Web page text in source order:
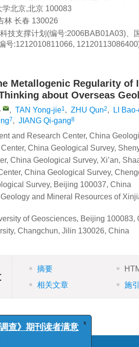
学北京,北京 100083
林 长春 130026
技支撑计划(编号:2006BAB01A03)、
号:1212010811066,
Metallogenic Regularity
about Overseas
, , TAN Yong-jie1, ZHU Qun2, LI
7, JIANG Qi-gang8
and Research Center, China
China Geological Survey,
China Geological Survey, Xi’an,
China Geological Survey,
Survey, Beijing 100037, China
Geology and Mineral Resources of
of Geosciences, Beijing 100083,
Changchun, Jilin 130026, China
摘要
相关文章
施
》期刊读者满意